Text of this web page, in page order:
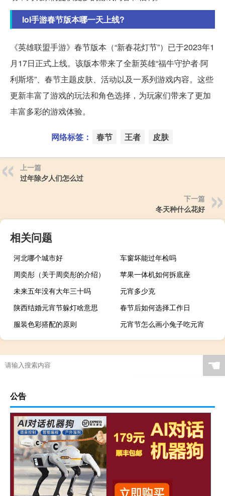
lol手游春节版本哪一天上线?
《英雄联盟手游》春节版本（“新春花灯节”）已于2023年1
月17日正式上线。该版本带来了全新英雄“福牛守护者·阿
利斯塔”、春节主题皮肤、活动以及一系列游戏内容。这些
更新丰富了游戏的玩法和角色选择，为玩家们带来了更加
丰富多彩的游戏体验。
网络标签： 春节 王者 皮肤
上一篇
过年除夕人们怎么过
下一篇
冬天种什么花好
相关问题
河北哪个城市好
车窗坏能过年检吗
周奕彤（关于周奕彤的介绍）
苹果一体机如何拆底座
未来五年没有大年三十吗
元宵多少克
陕西结婚元宵节躲灯啥意思
春节后如何选择工作日
服装色彩搭配的原则
元宵节怎么画小兔子吃元宵
☚
公告